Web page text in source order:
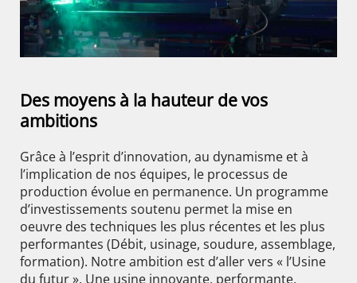
Des moyens à la hauteur de vos
ambitions
Grâce à l’esprit d’innovation, au dynamisme et à
l’implication de nos équipes, le processus de
production évolue en permanence. Un programme
d’investissements soutenu permet la mise en
oeuvre des techniques les plus récentes et les plus
performantes (Débit, usinage, soudure, assemblage,
formation). Notre ambition est d’aller vers « l’Usine
du futur ». Une usine innovante, performante,